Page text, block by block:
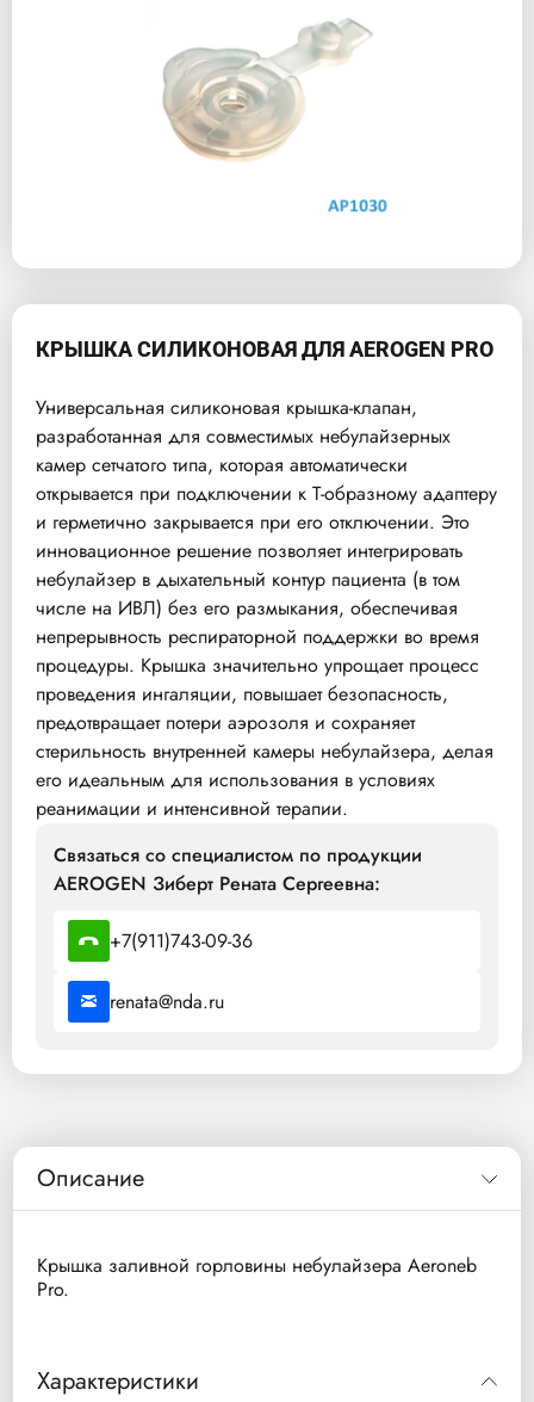
КРЫШКА СИЛИКОНОВАЯ ДЛЯ AEROGEN PRO
Универсальная силиконовая крышка-клапан,
разработанная для совместимых небулайзерных
камер сетчатого типа, которая автоматически
открывается при подключении к Т-образному адаптеру
и герметично закрывается при его отключении. Это
инновационное решение позволяет интегрировать
небулайзер в дыхательный контур пациента (в том
числе на ИВЛ) без его размыкания, обеспечивая
непрерывность респираторной поддержки во время
процедуры. Крышка значительно упрощает процесс
проведения ингаляции, повышает безопасность,
предотвращает потери аэрозоля и сохраняет
стерильность внутренней камеры небулайзера, делая
его идеальным для использования в условиях
реанимации и интенсивной терапии.
Связаться со специалистом по продукции
AEROGEN Зиберт Рената Сергеевна:
+7(911)743-09-36
renata@nda.ru
Описание
Характеристики
Крышка заливной горловины небулайзера Aeroneb
Pro.